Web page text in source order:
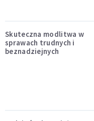
Skuteczna modlitwa w
sprawach trudnych i
beznadziejnych